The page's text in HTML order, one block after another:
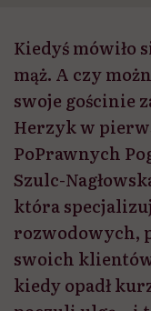
Kiedyś mówiło
mąż. A czy
swoje gościnie
Herzyk w
PoPrawnych
Szulc-
która
rozwodowych,
swoich
kiedy opadł